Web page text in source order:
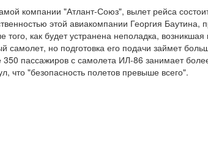
компании "Атлант-Союз", вылет рейса
этой авиакомпании Георгия Баутина,
того, как будет устранена неполадка,
самолет, но подготовка его подачи займет
350 пассажиров с самолета ИЛ-86 занимает
что "безопасность полетов превыше всего".